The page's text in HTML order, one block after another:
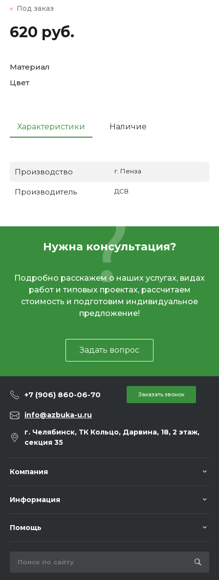
Под заказ
620 руб.
Материал
Цвет
Характеристики Наличие
Производство г. Пенза
Производитель ДСВ
Нужна консультация?
Подробно расскажем о наших услугах, видах
работ и типовых проектах, рассчитаем
стоимость и подготовим индивидуальное
предложение!
Задать вопрос
+7 (906) 860-06-70 Заказать звонок
info@azbuka-u.ru
г. Челябинск, ТК Кольцо, Дарвина, 18, 2 этаж,
секция 35
Компания
Информация
Помощь